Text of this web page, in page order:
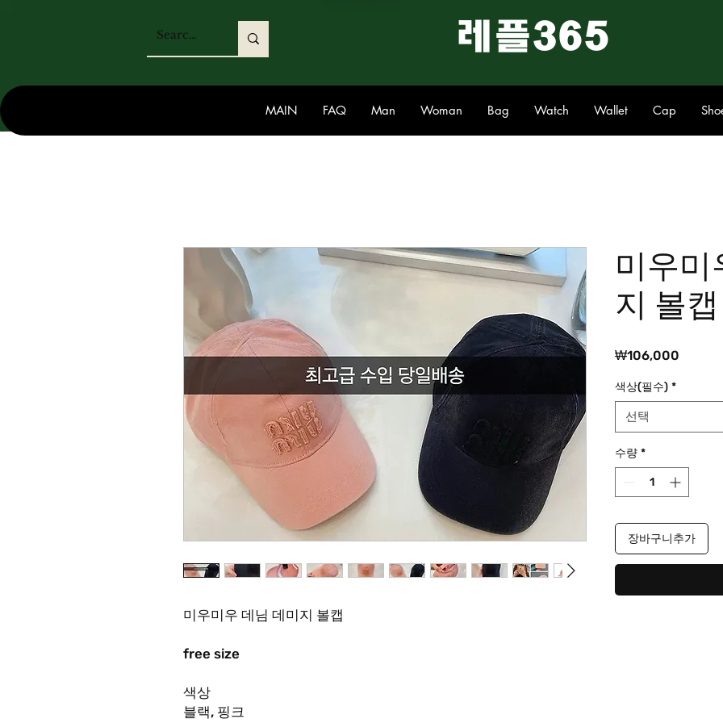
​레플365
MAIN FAQ Man Woman Bag Watch Wallet Cap
미우미우 데님 데미지 볼캡
free size
색상
블랙, 핑크
미우미
지 볼캡
₩106,000
색상(필수) *
선택
수량 *
장바구니추가